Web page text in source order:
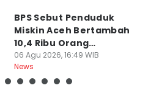
BPS Sebut Penduduk
Miskin Aceh Bertambah
10,4 Ribu Orang
Pascabencana
06 Agu 2026, 16:49 WIB
News